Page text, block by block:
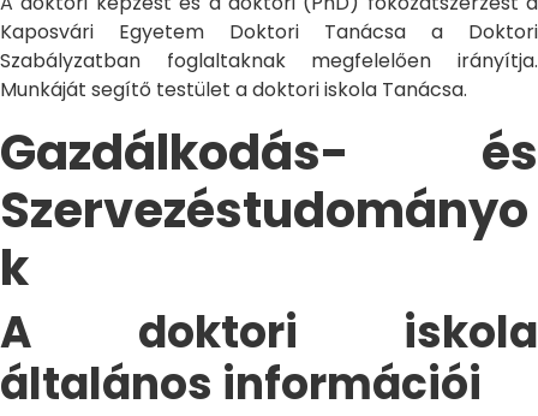
Kaposvári Egyetem Doktori Tanácsa a Doktori
Szabályzatban foglaltaknak megfelelően irányítja.
Munkáját segítő testület a doktori iskola Tanácsa.
Gazdálkodás- és
Szervezéstudományo
k
A doktori iskola
általános információi